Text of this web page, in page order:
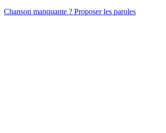
Chanson manquante ? Proposer les paroles